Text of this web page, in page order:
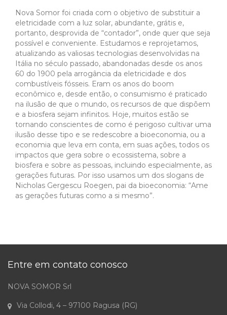
Nova Somor foi criada com o objetivo de substituir a
eletricidade com a luz solar, abundante, grátis e,
portanto, desprovida de “contador”, onde quer que seja
possível e conveniente. Estudamos e reprojetamos,
atualizando as valiosas tecnologias desenvolvidas na
Itália no século passado, abandonadas desde os anos
60 do 1900 pela arrogância da eletricidade e dos
combustíveis fósseis. Eram os anos do boom
econômico e, desde então, o consumismo é praticado
na ilusão de que o mundo, os recursos de que dispõem
e a biosfera sejam infinitos. Hoje, muitos estão se
tornando conscientes de como é perigoso cultivar uma
ilusão desse tipo e se redescobre a bioeconomia, ou a
economia que leva em conta, em suas ações, todos os
impactos que gera sobre o ecossistema, sobre a
biosfera e sobre as pessoas, incluindo especialmente, as
gerações futuras. Por isso usamos um dos slogans de
Nicholas Gergescu Roegen, pai da bioeconomia: “Ame
as gerações futuras como a si mesmo”.
Entre em contato conosco
NOVA SOMOR Srl
Via Collodi, 4 – 97100 Ragusa (RG)